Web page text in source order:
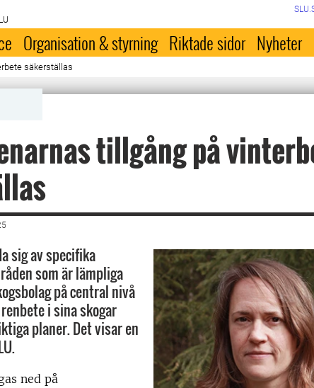
Organisation & styrning Riktade sidor Nyheter
säkerställas
tillgång på
sig av specifika
som är lämpliga
på central nivå
i sina skogar
planer. Det visar en
ned på